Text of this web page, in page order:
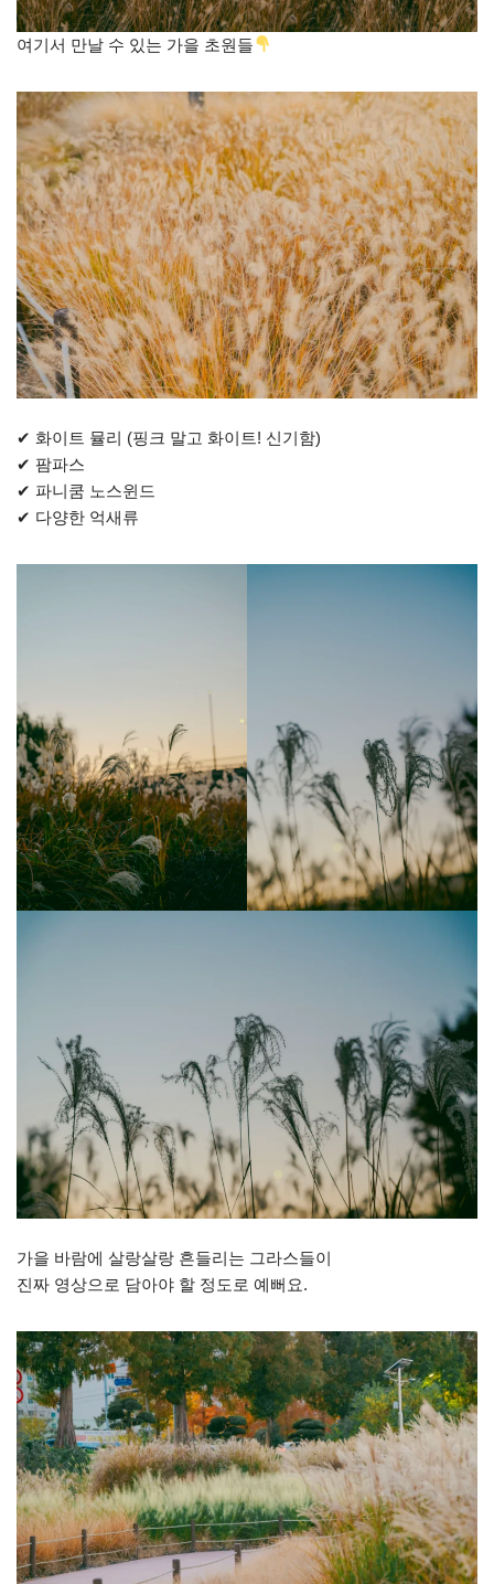
여기서 만날 수 있는 가을 초원들
✔ 화이트 뮬리 (핑크 말고 화이트! 신기함)
✔ 팜파스
✔ 파니쿰 노스윈드
✔ 다양한 억새류
가을 바람에 살랑살랑 흔들리는 그라스들이
진짜 영상으로 담아야 할 정도로 예뻐요.